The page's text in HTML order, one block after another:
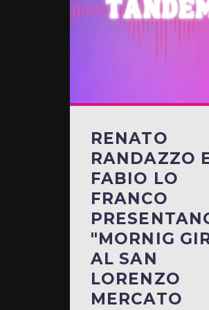
RENATO
RANDAZZO
FABIO LO
FRANCO
"MORNIG
AL SAN
LORENZO
MERCATO